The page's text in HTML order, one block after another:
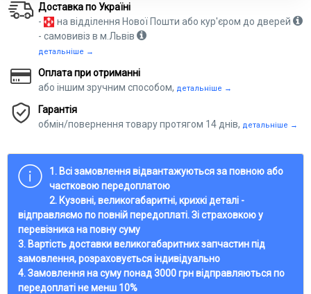
Доставка по Україні
-
на відділення Нової Пошти або кур'єром до дверей
- самовивіз в м.Львів
детальніше →
Оплата при отриманні
або іншим зручним способом, детальніше →
Гарантія
обмін/повернення товару протягом 14 днів, детальніше →
1. Всі замовлення відвантажуються за повною або
частковою передоплатою
2. Кузовні, великогабаритні, крихкі деталі -
відправляємо по повній передоплаті. Зі страховкою у
перевізника на повну суму
3. Вартість доставки великогабаритних запчастин під
замовлення, розраховується індивідуально
4. Замовлення на суму понад 3000 грн відправляються по
передоплаті не менш 10%